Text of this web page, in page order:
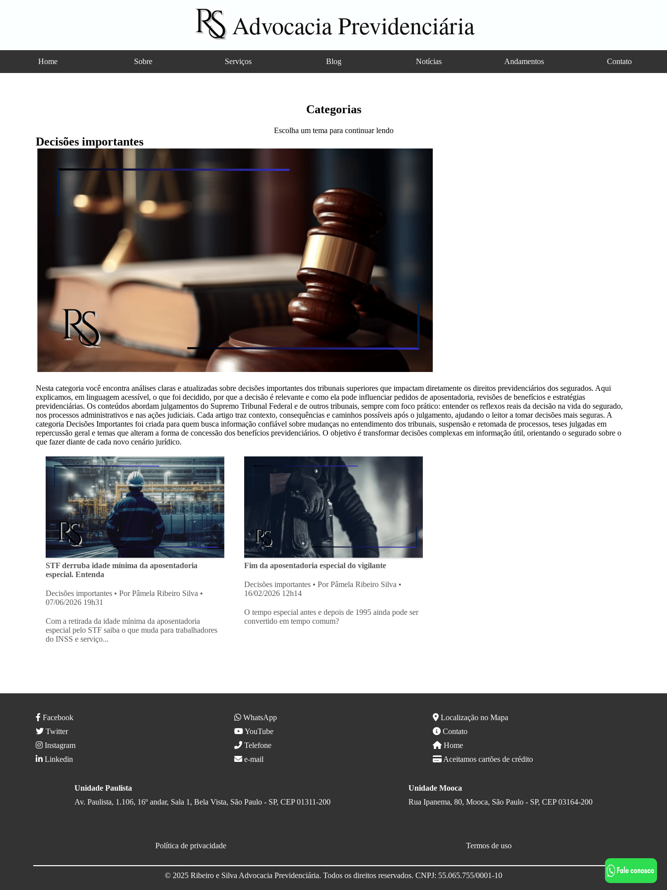
Advocacia Previdenciária
Home Sobre Serviços Blog Notícias Andamentos Contato
Categorias
Escolha um tema para continuar lendo
Decisões importantes
Nesta categoria você encontra análises claras e atualizadas sobre decisões importantes dos tribunais superiores que impactam diretamente os direitos previdenciários dos segurados. Aqui
explicamos, em linguagem acessível, o que foi decidido, por que a decisão é relevante e como ela pode influenciar pedidos de aposentadoria, revisões de benefícios e estratégias
previdenciárias. Os conteúdos abordam julgamentos do Supremo Tribunal Federal e de outros tribunais, sempre com foco prático: entender os reflexos reais da decisão na vida do segurado,
nos processos administrativos e nas ações judiciais. Cada artigo traz contexto, consequências e caminhos possíveis após o julgamento, ajudando o leitor a tomar decisões mais seguras. A
categoria Decisões Importantes foi criada para quem busca informação confiável sobre mudanças no entendimento dos tribunais, suspensão e retomada de processos, teses julgadas em
repercussão geral e temas que alteram a forma de concessão dos benefícios previdenciários. O objetivo é transformar decisões complexas em informação útil, orientando o segurado sobre o
que fazer diante de cada novo cenário jurídico.
STF derruba idade mínima da aposentadoria
especial. Entenda
Decisões importantes • Por Pâmela Ribeiro Silva •
07/06/2026 19h31
Com a retirada da idade mínima da aposentadoria
especial pelo STF saiba o que muda para trabalhadores
do INSS e serviço...
Fim da aposentadoria especial do vigilante
Decisões importantes • Por Pâmela Ribeiro Silva •
16/02/2026 12h14
O tempo especial antes e depois de 1995 ainda pode ser
convertido em tempo comum?
Facebook
Twitter
Instagram
Linkedin
WhatsApp
YouTube
Telefone
e-mail
Localização no Mapa
Contato
Home
Aceitamos cartões de crédito
Unidade Paulista
Av. Paulista, 1.106, 16º andar, Sala 1, Bela Vista, São Paulo - SP, CEP 01311-200
Unidade Mooca
Rua Ipanema, 80, Mooca, São Paulo - SP, CEP 03164-200
Política de privacidade Termos de uso
© 2025 Ribeiro e Silva Advocacia Previdenciária. Todos os direitos reservados. CNPJ: 55.065.755/0001-10